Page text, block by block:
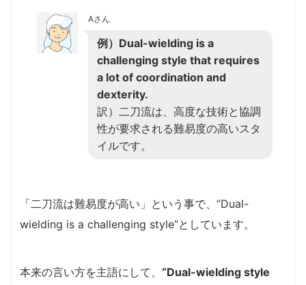
Aさん
例）Dual-wielding is a
challenging style that requires
a lot of coordination and
dexterity.
訳）二刀流は、高度な技術と協調
性が要求される難易度の高いスタ
イルです。
「二刀流は難易度が高い」という事で、”Dual-
wielding is a challenging style”としています。
本来の言い方を主語にして、 “Dual-wielding style